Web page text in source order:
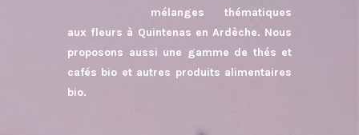
mélanges thématiques
aux fleurs à Quintenas en Ardèche. Nous
proposons aussi une gamme de thés et
cafés bio et autres produits alimentaires
bio.